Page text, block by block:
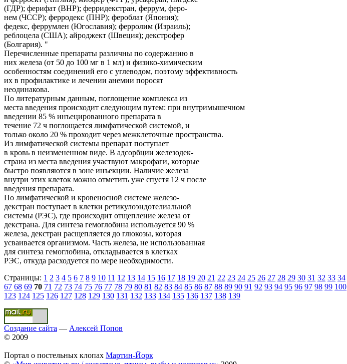
(ГДР); ферифат (ВНР); ферридекстран, феррум, феро-
нем (ЧССР); ферродекс (ПНР); фероблат (Япония);
федекс, феррумлен (Югославия); ферролим (Израиль);
реблоцела (США); айроджект (Швеция); декстрофер
(Болгария). "
Перечисленные препараты различны по содержанию в
них железа (от 50 до 100 мг в 1 мл) и физико-химическим
особенностям соединений его с углеводом, поэтому эффективность
их в профилактике и лечении анемии поросят
неодинакова.
По литературным данным, поглощение комплекса из
места введения происходит следующим путем: при внутримышечном
введении 85 % инъецированного препарата в
течение 72 ч поглощается лимфатической системой, и
только около 20 % проходит через межклеточные пространства.
Из лимфатической системы препарат поступает
в кровь в неизмененном виде. В адсорбции железодек-
страиа из места введения участвуют макрофаги, которые
быстро появляются в зоне инъекции. Наличие железа
внутри этих клеток можно отметить уже спустя 12 ч после
введения препарата.
По лимфатической и кровеносной системе железо-
декстран поступает в клетки ретикулоэндотелиальной
системы (РЭС), где происходит отщепление железа от
декстрана. Для синтеза гемоглобина используется 90 %
железа, декстран расщепляется до глюкозы, которая
усваивается организмом. Часть железа, не использованная
для синтеза гемоглобина, откладывается в клетках
РЭС, откуда расходуется по мере необходимости.
Страницы: 1 2 3 4 5 6 7 8 9 10 11 12 13 14 15 16 17 18 19 20 21 22 23 24 25 26 27 28 29 30 31 32 33 34
67 68 69 70 71 72 73 74 75 76 77 78 79 80 81 82 83 84 85 86 87 88 89 90 91 92 93 94 95 96 97 98 99 100
123 124 125 126 127 128 129 130 131 132 133 134 135 136 137 138 139
Создание сайта — Алексей Попов
© 2009
Портал о постельных клопах Мартин-Йорк